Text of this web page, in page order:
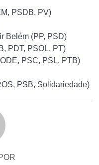
PSDB, PV)
Belém (PP, PSD)
PDT, PSOL, PT)
PSC, PSL, PTB)
PSB, Solidariedade)